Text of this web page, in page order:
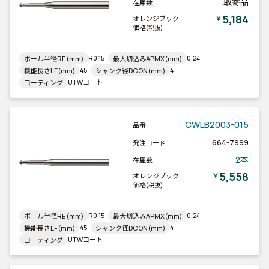
在庫数
オレンジブック
価格(税抜)
￥5,184
ボール半径RE(mm) R0.15 最大切込みAPMX(mm) 0.24
機能長さLF(mm) 45 シャンク径DCON(mm) 4
コーティング UTWコート
品番 CWLB2003-015
発注コード 664-7999
在庫数 2本
オレンジブック
価格(税抜)
￥5,558
ボール半径RE(mm) R0.15 最大切込みAPMX(mm) 0.24
機能長さLF(mm) 45 シャンク径DCON(mm) 4
コーティング UTWコート